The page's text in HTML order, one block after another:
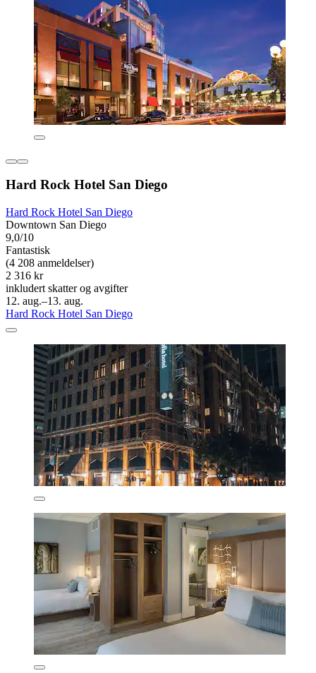
Hard Rock Hotel San Diego
Hard Rock Hotel San Diego
Downtown San Diego
9,0/10
Fantastisk
(4 208 anmeldelser)
2 316 kr
inkludert skatter og avgifter
12. aug.–13. aug.
Hard Rock Hotel San Diego